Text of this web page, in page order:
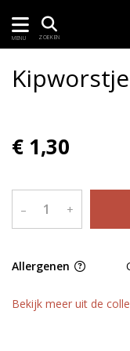
MENU ZOEKEN
€ 1,30
– +
Allergenen
Bekijk meer uit de